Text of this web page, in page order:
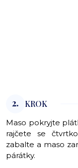
2. KROK
Maso pokryjte
rajčete se
zabalte a maso
párátky.